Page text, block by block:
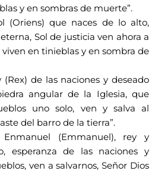
y en sombras de muerte”.
(Oriens) que naces de lo alto,
Sol de justicia ven ahora a
en tinieblas y en sombra de
(Rex) de las naciones y deseado
angular de la Iglesia, que
uno solo, ven y salva al
del barro de la tierra”.
(Emmanuel), rey y
esperanza de las naciones y
ven a salvarnos, Señor Dios